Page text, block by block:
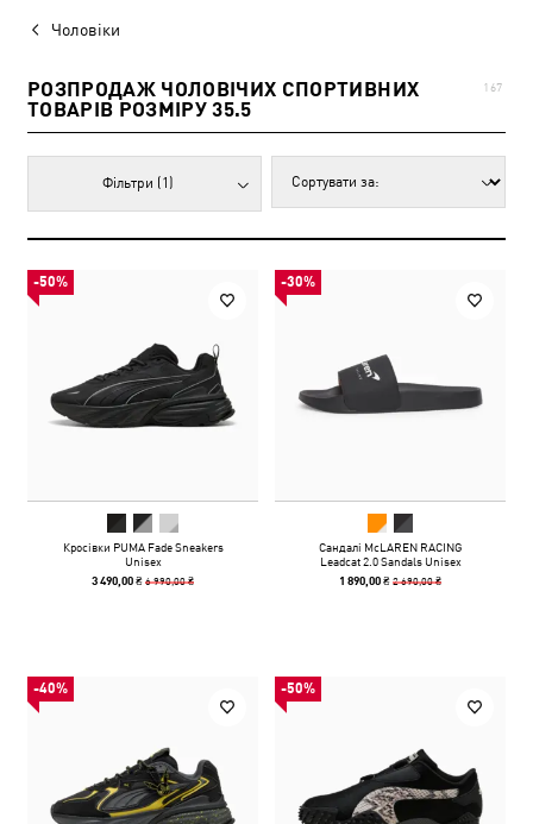
Чоловіки
РОЗПРОДАЖ ЧОЛОВІЧИХ СПОРТИВНИХ
ТОВАРІВ РОЗМІРУ 35.5
167
Фільтри (1)
-50%
Кросівки PUMA Fade Sneakers
Unisex
3 490,00 ₴6 990,00 ₴
-30%
Сандалі McLAREN RACING
Leadcat 2.0 Sandals Unisex
1 890,00 ₴2 690,00 ₴
-40% -50%